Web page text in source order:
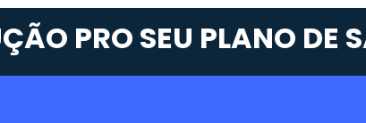
PRO SEU PLANO DE